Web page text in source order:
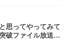
思ってやってみて
破ファイル放送で